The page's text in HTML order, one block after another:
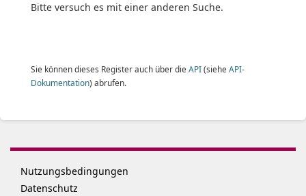
Bitte versuch es mit einer anderen Suche.
Sie können dieses Register auch über die API(siehe API-
Dokumentation) abrufen.
Nutzungsbedingungen
Datenschutz